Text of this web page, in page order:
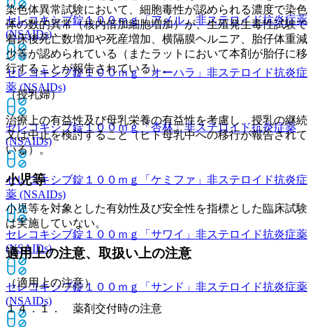
セレコキシブ錠１００ｍｇ「アメル」非ステロイド抗炎症薬
(NSAIDs)
セレコキシブ錠１００ｍｇ「オーハラ」 非ステロイド抗炎症
薬 (NSAIDs)
セレコキシブ錠１００ｍｇ「杏林」非ステロイド抗炎症薬
(NSAIDs)
セレコキシブ錠１００ｍｇ「ケミファ」 非ステロイド抗炎症
薬 (NSAIDs)
セレコキシブ錠１００ｍｇ「サワイ」 非ステロイド抗炎症薬
(NSAIDs)
セレコキシブ錠１００ｍｇ「サンド」 非ステロイド抗炎症薬
(NSAIDs)
染色体異常試験において、細胞毒性が認められる濃度で染色
体の数的異常（核内倍加細胞増加）が、生殖発生毒性試験で
着床後死亡数増加や死産増加、横隔膜ヘルニア、胎仔体重減
少等が認められている（またラットにおいて本剤が胎仔に移
行することが報告されている）。
（授乳婦）
治療上の有益性及び母乳栄養の有益性を考慮し、授乳の継続
又は中止を検討すること（ヒト母乳中への移行が報告されて
いる）。
小児等
小児等を対象とした有効性及び安全性を指標とした臨床試験
は実施していない。
適用上の注意、取扱い上の注意
（適用上の注意）
１４．１． 薬剤交付時の注意